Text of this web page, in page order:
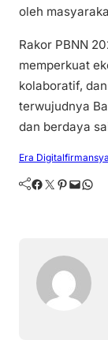
oleh
Rakor PBNN
memperkuat
kolaboratif,
terwujudnya
dan berdaya
Era Digital
Facebook Twitter Pinterest Mail WhatsApp